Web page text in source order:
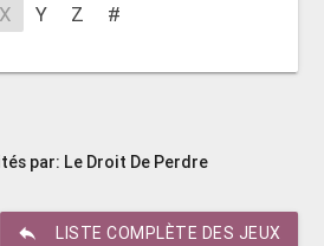
X
Y Z #
par: Le Droit De Perdre
reply LISTE COMPLÈTE DES JEUX